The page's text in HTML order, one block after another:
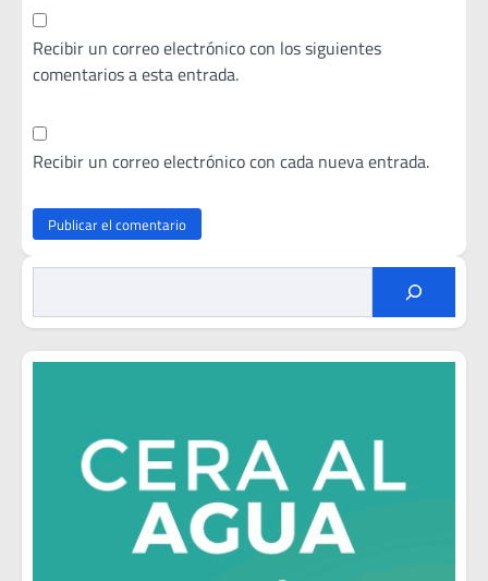
Recibir un correo electrónico con los siguientes
comentarios a esta entrada.
Recibir un correo electrónico con cada nueva entrada.